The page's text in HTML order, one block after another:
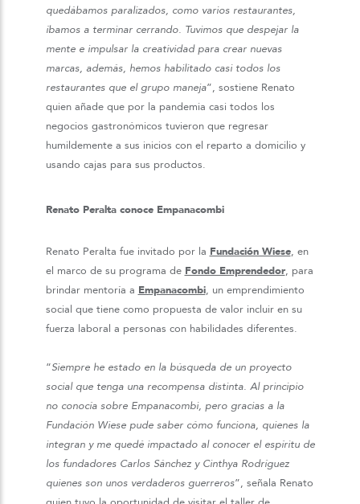
quedábamos paralizados, como varios restaurantes,
íbamos a terminar cerrando. Tuvimos que despejar la
mente e impulsar la creatividad para crear nuevas
marcas, además, hemos habilitado casi todos los
restaurantes que el grupo maneja”, sostiene Renato
quien añade que por la pandemia casi todos los
negocios gastronómicos tuvieron que regresar
humildemente a sus inicios con el reparto a domicilio y
usando cajas para sus productos.
Renato Peralta conoce Empanacombi
Renato Peralta fue invitado por la Fundación Wiese, en
el marco de su programa de Fondo Emprendedor, para
brindar mentoría a Empanacombi, un emprendimiento
social que tiene como propuesta de valor incluir en su
fuerza laboral a personas con habilidades diferentes.
“Siempre he estado en la búsqueda de un proyecto
social que tenga una recompensa distinta. Al principio
no conocía sobre Empanacombi, pero gracias a la
Fundación Wiese pude saber cómo funciona, quienes la
integran y me quedé impactado al conocer el espíritu de
los fundadores Carlos Sánchez y Cinthya Rodríguez
quienes son unos verdaderos guerreros”, señala Renato